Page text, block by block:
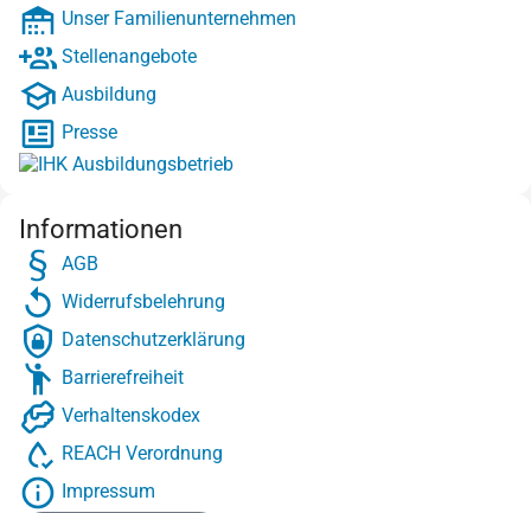
Unser Familienunternehmen
Stellenangebote
Ausbildung
Presse
Informationen
AGB
Widerrufsbelehrung
Datenschutzerklärung
Barrierefreiheit
Verhaltenskodex
REACH Verordnung
Impressum